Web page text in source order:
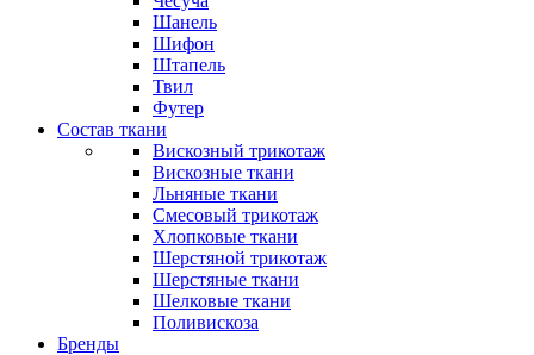
Шанель
Шифон
Штапель
Твил
Футер
Состав ткани
Вискозный трикотаж
Вискозные ткани
Льняные ткани
Смесовый трикотаж
Хлопковые ткани
Шерстяной трикотаж
Шерстяные ткани
Шелковые ткани
Поливискоза
Бренды